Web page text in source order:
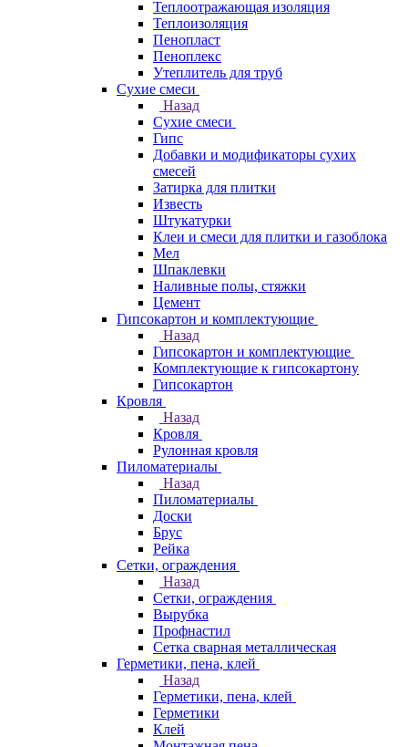
Теплоотражающая изоляция
Теплоизоляция
Пенопласт
Пеноплекс
Утеплитель для труб
Сухие смеси
Назад
Сухие смеси
Гипс
Добавки и модификаторы сухих
смесей
Затирка для плитки
Известь
Штукатурки
Клеи и смеси для плитки и газоблока
Мел
Шпаклевки
Наливные полы, стяжки
Цемент
Гипсокартон и комплектующие
Назад
Гипсокартон и комплектующие
Комплектующие к гипсокартону
Гипсокартон
Кровля
Назад
Кровля
Рулонная кровля
Пиломатериалы
Назад
Пиломатериалы
Доски
Брус
Рейка
Сетки, ограждения
Назад
Сетки, ограждения
Вырубка
Профнастил
Сетка сварная металлическая
Герметики, пена, клей
Назад
Герметики, пена, клей
Герметики
Клей